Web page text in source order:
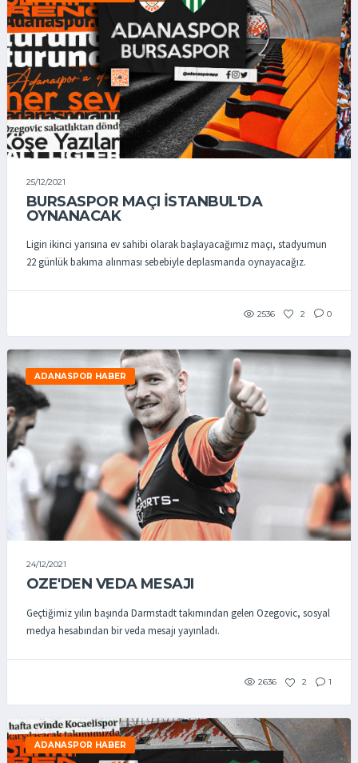
25/12/2021
BURSASPOR MAÇI İSTANBUL'DA
OYNANACAK
Ligin ikinci yarısına ev sahibi olarak başlayacağımız maçı, stadyumun
22 günlük bakıma alınması sebebiyle deplasmanda oynayacağız.
2536 2 0
ADANASPOR HABER
24/12/2021
OZE'DEN VEDA MESAJI
Geçtiğimiz yılın başında Darmstadt takımından gelen Ozegovic, sosyal
medya hesabından bir veda mesajı yayınladı.
2636 2 1
ADANASPOR HABER